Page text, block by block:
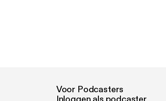
Voor Podcasters